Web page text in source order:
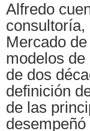
Alfredo
consultoría,
Mercado
modelos
de dos
definición
de las